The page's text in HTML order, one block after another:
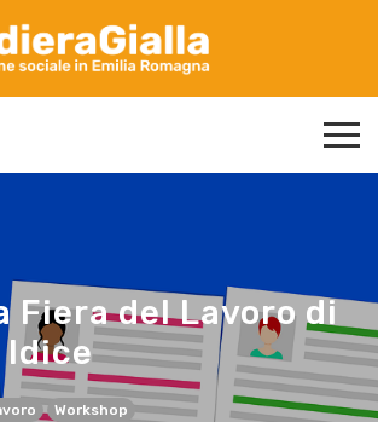
Fiera del Lavoro di
Idice
Workshop